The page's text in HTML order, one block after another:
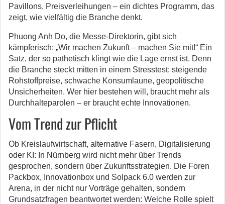
Pavillons, Preisverleihungen – ein dichtes Programm, das
zeigt, wie vielfältig die Branche denkt.
Phuong Anh Do, die Messe-Direktorin, gibt sich
kämpferisch: „Wir machen Zukunft – machen Sie mit!“ Ein
Satz, der so pathetisch klingt wie die Lage ernst ist. Denn
die Branche steckt mitten in einem Stresstest: steigende
Rohstoffpreise, schwache Konsumlaune, geopolitische
Unsicherheiten. Wer hier bestehen will, braucht mehr als
Durchhalteparolen – er braucht echte Innovationen.
Vom Trend zur Pflicht
Ob Kreislaufwirtschaft, alternative Fasern, Digitalisierung
oder KI: In Nürnberg wird nicht mehr über Trends
gesprochen, sondern über Zukunftsstrategien. Die Foren
Packbox, Innovationbox und Solpack 6.0 werden zur
Arena, in der nicht nur Vorträge gehalten, sondern
Grundsatzfragen beantwortet werden: Welche Rolle spielt